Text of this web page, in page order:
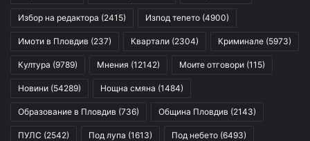
Избор на редактора (2415) Изпод тепето (4900)
Имоти в Пловдив (237) Квартали (2304) Криминале (5973)
Култура (9789) Мнения (12142) Моите отговори (115)
Новини (54289) Нощна смяна (1484)
Образование в Пловдив (736) Община Пловдив (2143)
ПУЛС (2542) Под лупа (1613) Под небето (6493)